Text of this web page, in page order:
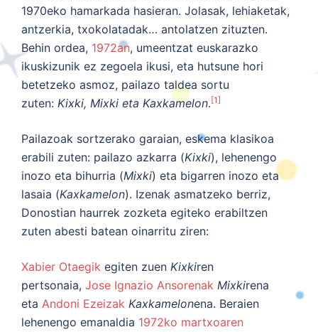
1970eko hamarkada hasieran. Jolasak, lehiaketak,
antzerkia, txokolatadak… antolatzen zituzten.
Behin ordea, 1972an, umeentzat euskarazko
ikuskizunik ez zegoela ikusi, eta hutsune hori
betetzeko asmoz, pailazo taldea sortu
zuten: Kixki, Mixki eta Kaxkamelon.[1]
Pailazoak sortzerako garaian, eskema klasikoa
erabili zuten: pailazo azkarra (Kixki), lehenengo
inozo eta bihurria (Mixki) eta bigarren inozo eta
lasaia (Kaxkamelon). Izenak asmatzeko berriz,
Donostian haurrek zozketa egiteko erabiltzen
zuten abesti batean oinarritu ziren:
Xabier Otaegik egiten zuen Kixkiren
pertsonaia, Jose Ignazio Ansorenak Mixkirena
eta Andoni Ezeizak Kaxkamelonena. Beraien
lehenengo emanaldia 1972ko martxoaren